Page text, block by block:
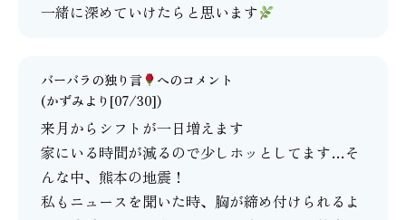
一緒に深めていけたらと思います
バーバラの独り言
へのコメント
(かずみより[07/30])
来月からシフトが一日増えます
家にいる時間が減るので少しホッとしてます…そ
んな中、熊本の地震！
私もニュースを聞いた時、胸が締め付けられるよ